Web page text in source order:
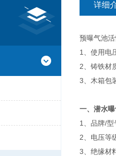
详细
预曝气池
1、使用电
2、铸铁材
3、木箱包
一、潜水
1、品牌/
2、电压等
3、绝缘材